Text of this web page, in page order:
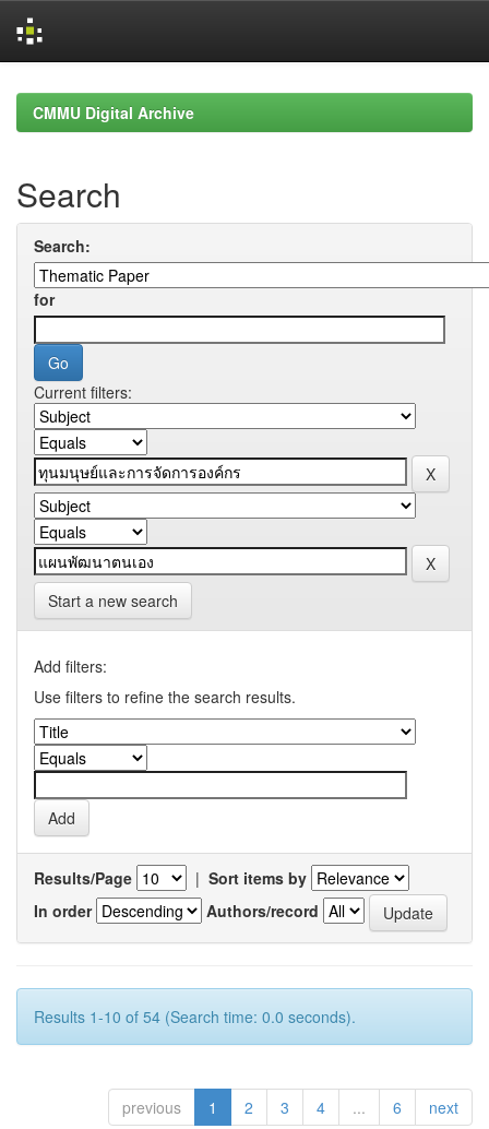
navigationCMMU Digital Archive
Search
Search:
for
Current filters:
Start a new search
Add filters:
Use filters to refine the search results.
Results/Page | Sort items by
In order
Authors/record
Results 1-10 of 54 (Search time: 0.0 seconds).
previous 1 2 3 4 ... 6 next